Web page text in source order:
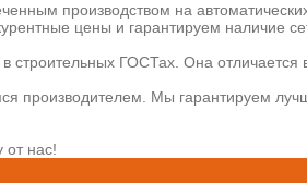
производством на
цены и гарантируем наличие
ГОСТах. Она отличается
производителем. Мы гарантируем
от нас!